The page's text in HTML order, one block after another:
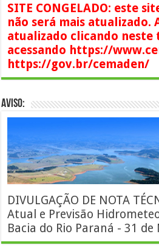
SITE CONGELADO: este
não será mais atualizado.
atualizado clicando neste
acessando https://
https://gov.br/cemaden/
AVISO:
DIVULGAÇÃO DE NOTA
Atual e Previsão
Bacia do Rio Paraná - 31 de